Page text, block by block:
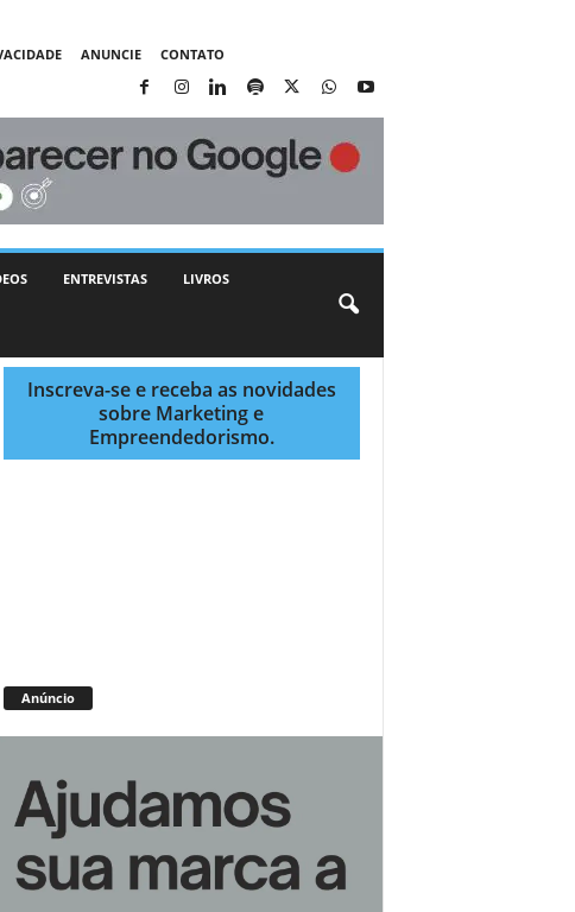
ANUNCIE CONTATO
ENTREVISTAS LIVROS
Inscreva-se e receba as novidades
sobre Marketing e
Empreendedorismo.
Anúncio